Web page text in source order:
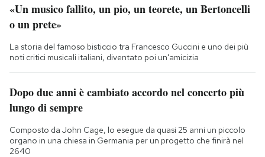
«Un musico fallito, un pio, un teorete, un Bertoncelli
o un prete»
La storia del famoso bisticcio tra Francesco Guccini e uno dei più
noti critici musicali italiani, diventato poi un'amicizia
Dopo due anni è cambiato accordo nel concerto più
lungo di sempre
Composto da John Cage, lo esegue da quasi 25 anni un piccolo
organo in una chiesa in Germania per un progetto che finirà nel
2640